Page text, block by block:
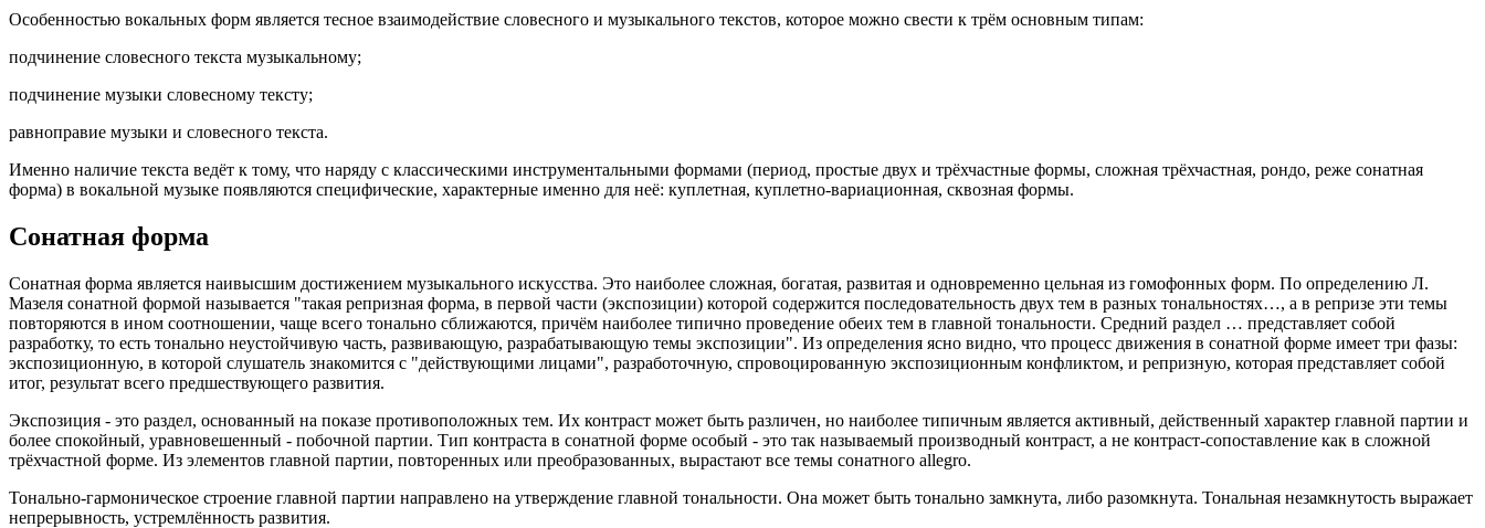
Особенностью вокальных форм является тесное взаимодействие словесного и музыкального текстов, которое можно свести к трём основным типам:
подчинение словесного текста музыкальному;
подчинение музыки словесному тексту;
равноправие музыки и словесного текста.
Именно наличие текста ведёт к тому, что наряду с классическими инструментальными формами (период, простые двух и трёхчастные формы, сложная трёхчастная, рондо, реже сонатная
форма) в вокальной музыке появляются специфические, характерные именно для неё: куплетная, куплетно-вариационная, сквозная формы.
Сонатная форма
Сонатная форма является наивысшим достижением музыкального искусства. Это наиболее сложная, богатая, развитая и одновременно цельная из гомофонных форм. По определению Л.
Мазеля сонатной формой называется "такая репризная форма, в первой части (экспозиции) которой содержится последовательность двух тем в разных тональностях…, а в репризе эти темы
повторяются в ином соотношении, чаще всего тонально сближаются, причём наиболее типично проведение обеих тем в главной тональности. Средний раздел … представляет собой
разработку, то есть тонально неустойчивую часть, развивающую, разрабатывающую темы экспозиции". Из определения ясно видно, что процесс движения в сонатной форме имеет три фазы:
экспозиционную, в которой слушатель знакомится с "действующими лицами", разработочную, спровоцированную экспозиционным конфликтом, и репризную, которая представляет собой
итог, результат всего предшествующего развития.
Экспозиция - это раздел, основанный на показе противоположных тем. Их контраст может быть различен, но наиболее типичным является активный, действенный характер главной партии и
более спокойный, уравновешенный - побочной партии. Тип контраста в сонатной форме особый - это так называемый производный контраст, а не контраст-сопоставление как в сложной
трёхчастной форме. Из элементов главной партии, повторенных или преобразованных, вырастают все темы сонатного allegro.
Тонально-гармоническое строение главной партии направлено на утверждение главной тональности. Она может быть тонально замкнута, либо разомкнута. Тональная незамкнутость выражает
непрерывность, устремлённость развития.